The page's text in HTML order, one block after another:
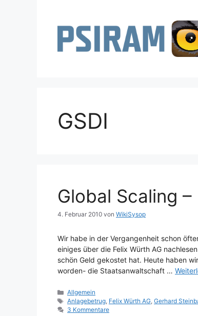
GSDI
Global Scaling
4. Februar 2010 von WikiSysop
Wir habe in der Vergangenheit schon
einiges über die Felix Würth AG
schön Geld gekostet hat. Heute haben
worden- die Staatsanwaltschaft …
Kategorien
Allgemein
Schlagwörter
Anlagebetrug, Felix Würth AG,Gerhard
3 Kommentare